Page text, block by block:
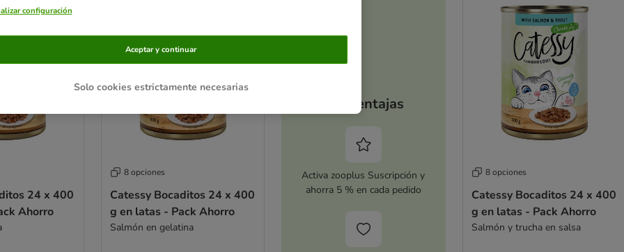
24 x 400
Ahorro
8 opciones
Catessy Bocaditos 24 x 400
g en latas - Pack Ahorro
Salmón en gelatina
Tus ventajas
Activa zooplus Suscripción y
ahorra 5 % en cada pedido
8 opciones
Catessy Bocaditos 24 x 400
g en latas - Pack Ahorro
Salmón y trucha en salsa
configuración
Solo cookies estrictamente necesarias
Aceptar y continuar